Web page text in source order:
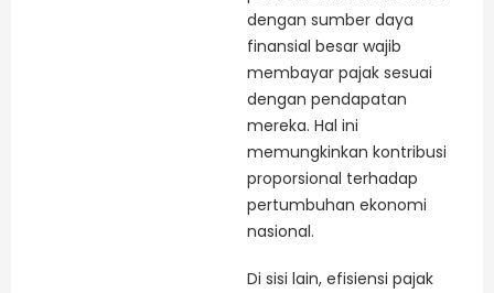
dengan sumber daya
finansial besar wajib
membayar pajak sesuai
dengan pendapatan
mereka. Hal ini
memungkinkan kontribusi
proporsional terhadap
pertumbuhan ekonomi
nasional.
Di sisi lain, efisiensi pajak